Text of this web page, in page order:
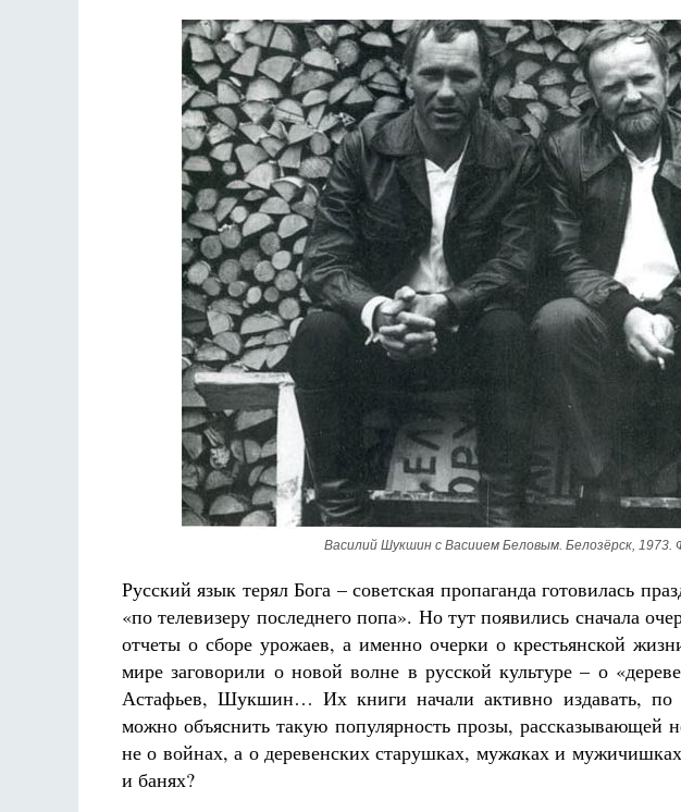
Василий Шукшин с Васиием Беловым. Белозёрск,
Русский язык терял Бога – советская пропаганда готовилась
«по телевизеру последнего попа». Но тут появились сначала
отчеты о сборе урожаев, а именно очерки о крестьянской
мире заговорили о новой волне в русской культуре – о
Астафьев, Шукшин… Их книги начали активно издавать, по
можно объяснить такую популярность прозы, рассказывающей
не о войнах, а о деревенских старушках, мужаках и
и банях?